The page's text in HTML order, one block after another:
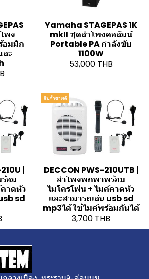
พง
อมมิก
ละ
Yamaha STAGEPAS 1K
mkII ชุดลำโพงคอลัมน์
Portable PA กำลังขับ
1100W
53,000 THB
|
อม
าดหัว
sd
สินค้าขายดี
DECCON PWS-210UTB |
ลำโพงพกพาพร้อม
ไมโครโฟน + ไมค์คาดหัว
และสามารถเล่น usb sd
mp3ได้ ใช้ไมค์พร้อมกันได้
3,700 THB